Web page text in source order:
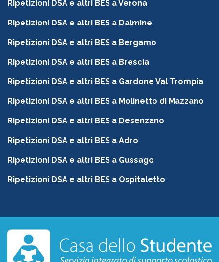
Ripetizioni DSA e altri BES a Verona
Ripetizioni DSA e altri BES a Dalmine
Ripetizioni DSA e altri BES a Bergamo
Ripetizioni DSA e altri BES a Brescia
Ripetizioni DSA e altri BES a Gardone Val Trompia
Ripetizioni DSA e altri BES a Molinetto di Mazzano
Ripetizioni DSA e altri BES a Desenzano
Ripetizioni DSA e altri BES a Adro
Ripetizioni DSA e altri BES a Gussago
Ripetizioni DSA e altri BES a Ospitaletto